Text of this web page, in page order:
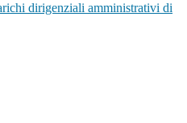
dirigenziali amministrativi di